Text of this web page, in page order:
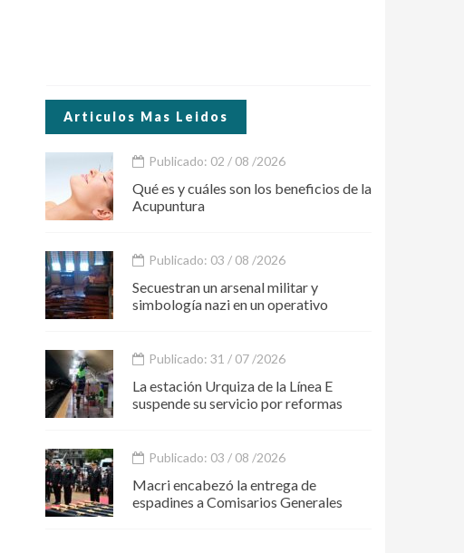
Articulos Mas Leidos
Publicado: 02 / 08 /2026
Qué es y cuáles son los beneficios de la
Acupuntura
Publicado: 03 / 08 /2026
Secuestran un arsenal militar y
simbología nazi en un operativo
Publicado: 31 / 07 /2026
La estación Urquiza de la Línea E
suspende su servicio por reformas
Publicado: 03 / 08 /2026
Macri encabezó la entrega de
espadines a Comisarios Generales